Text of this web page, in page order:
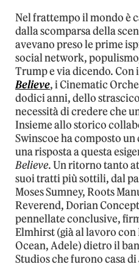
Nel frattempo il mondo è
dalla scomparsa della
avevano preso le prime
social network,
Trump e via dicendo.
Believe, i Cinematic
dodici anni, dello
necessità di credere che
Insieme allo storico
Swinscoe ha composto
una risposta a questa
Believe. Un ritorno tanto
suoi tratti più sottili, dal
Moses Sumney, Roots
Reverend, Dorian
pennellate conclusive,
Elmhirst (già al lavoro
Ocean, Adele) dietro il
Studios che furono casa